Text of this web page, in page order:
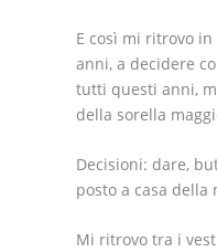
E così mi ritrovo
anni, a decidere
tutti questi anni,
della sorella
Decisioni: dare,
posto a casa della
Mi ritrovo tra i